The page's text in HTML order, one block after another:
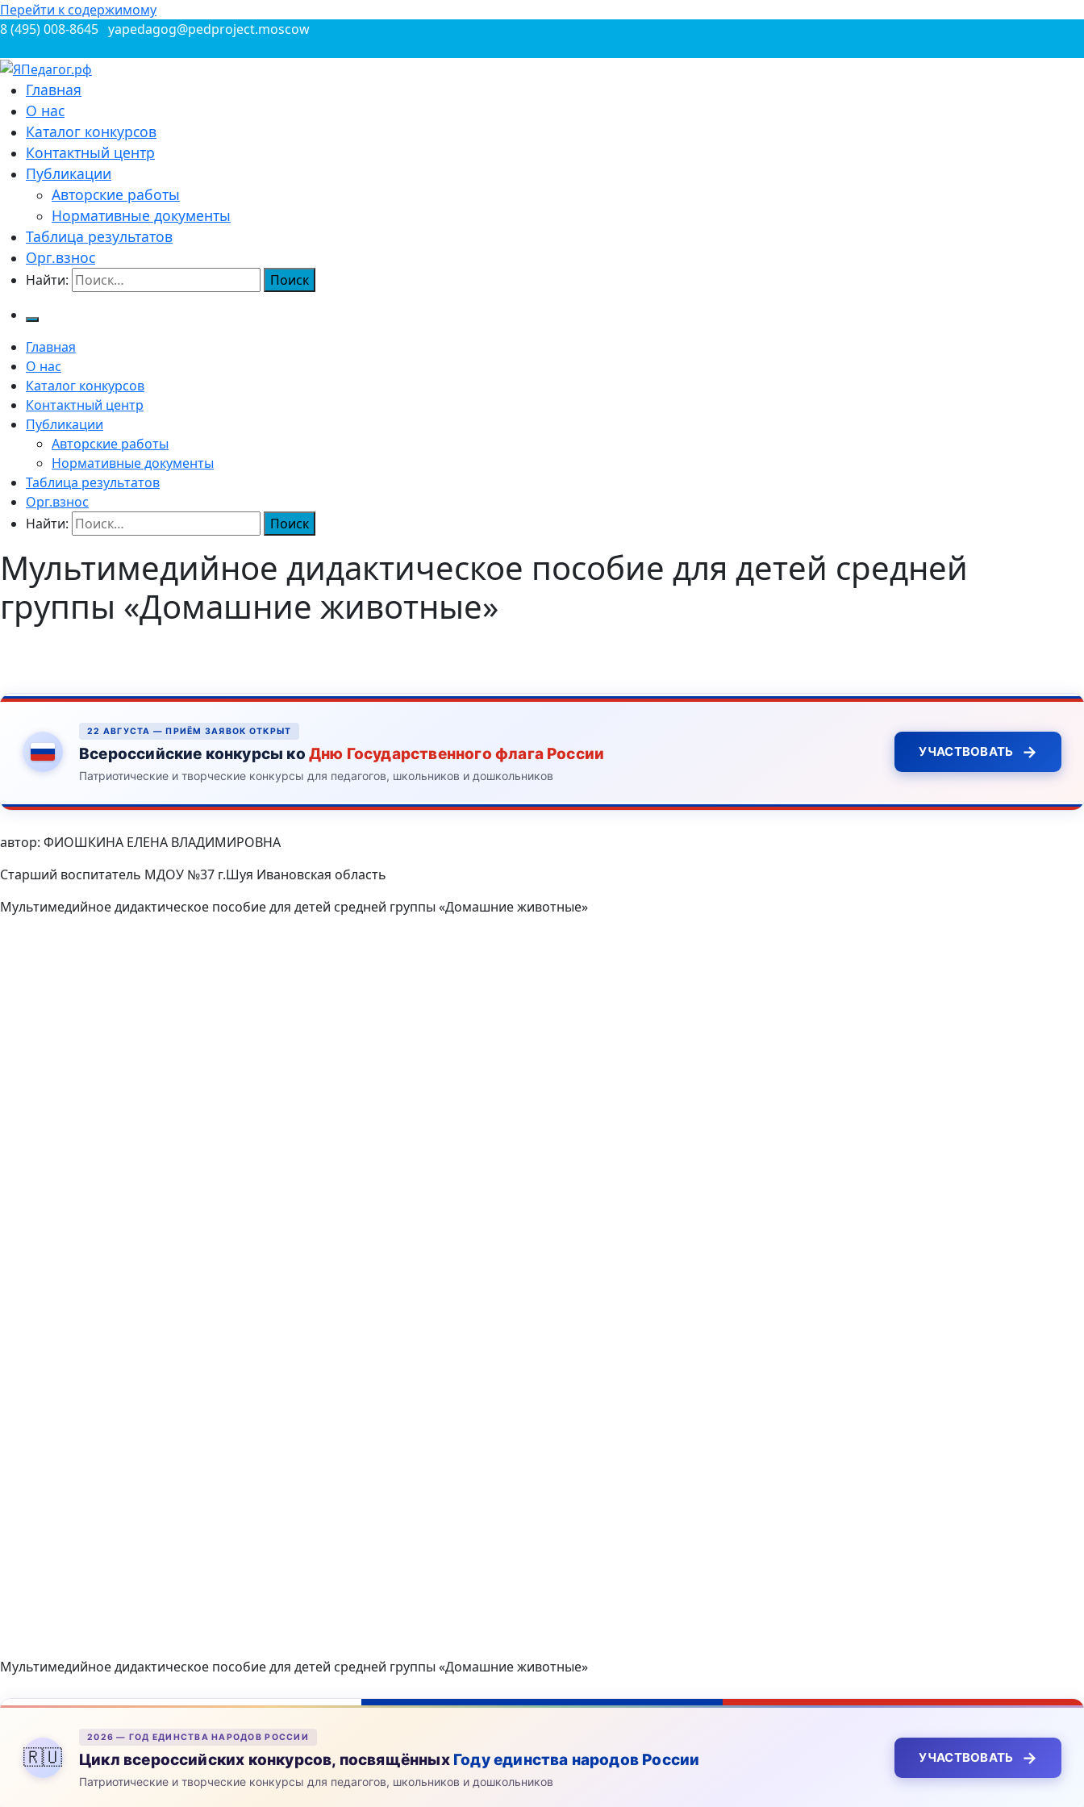
Перейти к содержимому
8 (495) 008-8645 yapedagog@pedproject.moscow
ЯПедагог.рф
Всероссийские конкурсы для педагогов
Главная
О нас
Каталог конкурсов
Контактный центр
Публикации
Авторские работы
Нормативные документы
Таблица результатов
Орг.взнос
Найти:
Главная
О нас
Каталог конкурсов
Контактный центр
Публикации
Авторские работы
Нормативные документы
Таблица результатов
Орг.взнос
Найти:
Мультимедийное дидактическое пособие для детей средней
группы «Домашние животные»
22 АВГУСТА — ПРИЁМ ЗАЯВОК ОТКРЫТ
Всероссийские конкурсы ко Дню Государственного флага России
Патриотические и творческие конкурсы для педагогов, школьников и дошкольников
УЧАСТВОВАТЬ →
автор: ФИОШКИНА ЕЛЕНА ВЛАДИМИРОВНА
Старший воспитатель МДОУ №37 г.Шуя Ивановская область
Мультимедийное дидактическое пособие для детей средней группы «Домашние животные»
Мультимедийное дидактическое пособие для детей средней группы «Домашние животные»
🇷🇺
2026 — ГОД ЕДИНСТВА НАРОДОВ РОССИИ
Цикл всероссийских конкурсов, посвящённых Году единства народов России
Патриотические и творческие конкурсы для педагогов, школьников и дошкольников
УЧАСТВОВАТЬ →